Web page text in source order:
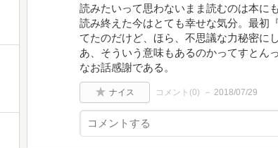
読みたいって思わないまま読むのは本に
読み終えた今はとても幸せな気分。最初
てたのだけど、ほら、不思議な力秘密に
あ、そういう意味もあるのかってすとん
なお話感謝である。
ナイス コメント(0) 2018/07/29